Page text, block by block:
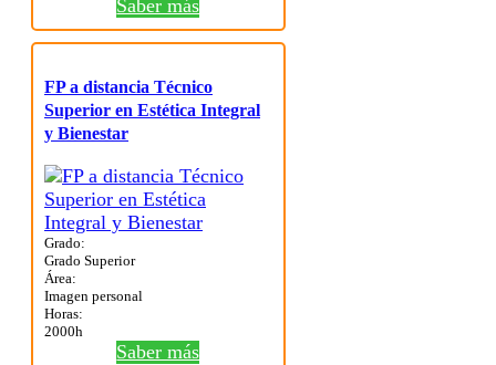
Saber más
FP a distancia Técnico
Superior en Estética Integral
y Bienestar
Grado:
Grado Superior
Área:
Imagen personal
Horas:
2000h
Saber más